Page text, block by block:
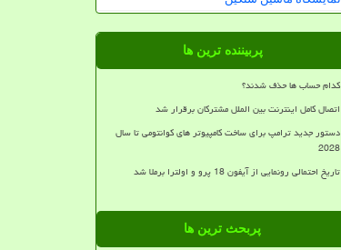
پربیننده ترین ها
کدام حساب ها حذف شدند؟
اتصال کامل اینترنت بین الملل مشترکان برقرار شد
دستور جدید ترامپ برای ساخت کامپیوتر های کوانتومی تا سال
2028
تاریخ احتمالی رونمایی از آیفون 18 پرو و اولترا برملا شد
پربحث ترین ها